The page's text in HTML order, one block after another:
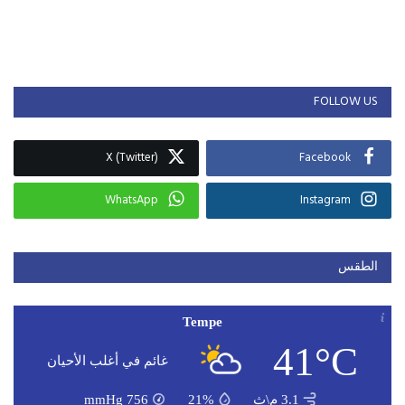
FOLLOW US
Facebook
X (Twitter)
Instagram
WhatsApp
الطقس
Tempe
41°C غائم في أغلب الأحيان
3.1 م\ث 21%
756
mmHg